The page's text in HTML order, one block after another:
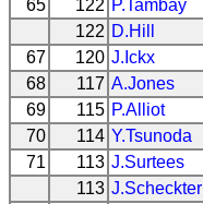
65
122 P.Tambay
122 D.Hill
67
120 J.Ickx
68
117 A.Jones
69
115 P.Alliot
70
114 Y.Tsunoda
71
113 J.Surtees
113 J.Scheckter